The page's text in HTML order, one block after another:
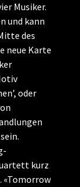
Musiker.
und kann
des
neue Karte
oder
kurz
«Tomorrow